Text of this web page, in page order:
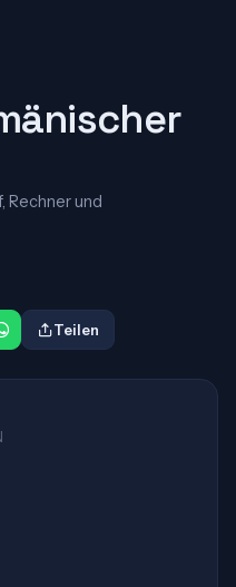
Rechner und
Teilen